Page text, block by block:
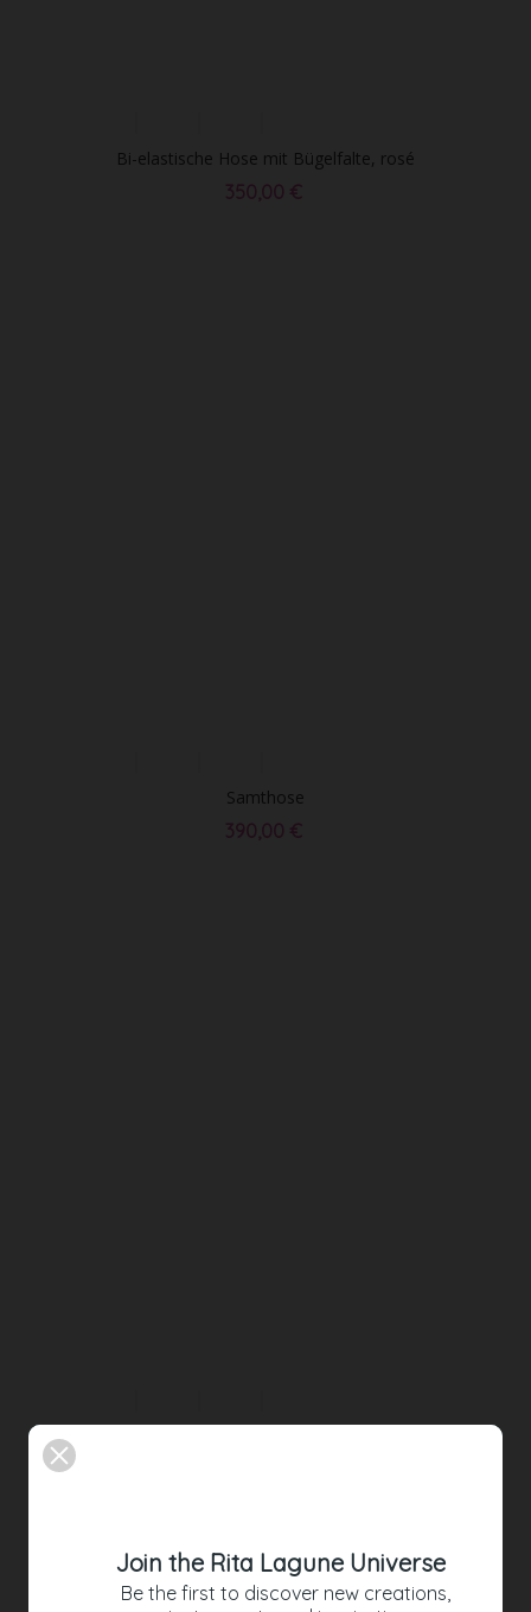
Bi-elastische Hose mit Bügelfalte, rosé
350,00 €
Samthose
390,00 €
Join the Rita Lagune Universe
Be the first to discover new creations,